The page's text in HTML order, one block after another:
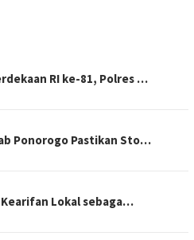
RI ke-81, Polres …
Ponorogo Pastikan Sto…
Lokal sebaga…